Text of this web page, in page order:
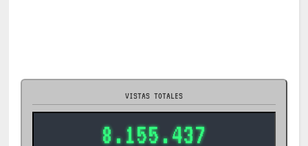
VISTAS TOTALES
8.155.437